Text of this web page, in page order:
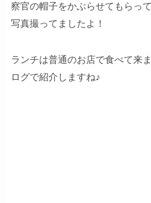
察官の帽子をかぶらせてもらっ
写真撮ってましたよ！
ランチは普通のお店で食べて来
ログで紹介しますね♪